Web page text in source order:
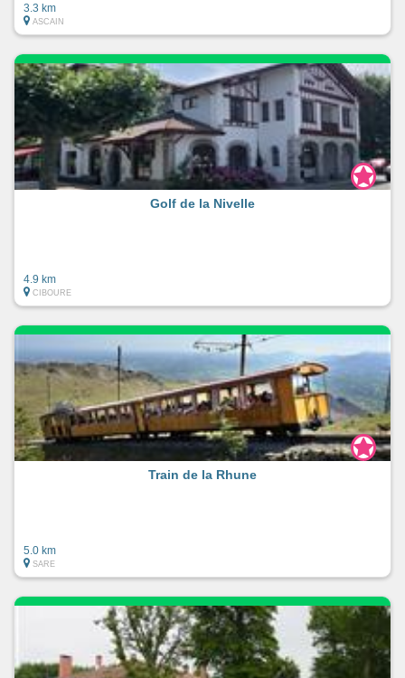
3.3 km
ASCAIN
Golf de la Nivelle
4.9 km
CIBOURE
Train de la Rhune
5.0 km
SARE